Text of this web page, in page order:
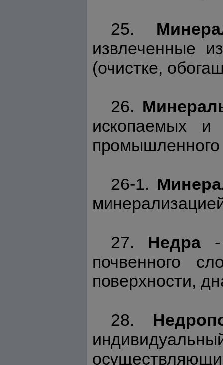
25.
извлеченные
(очистке,
26.
ископаемых и
промышленного
26-1.
27. Недра -
почвенного
поверхности,
28.